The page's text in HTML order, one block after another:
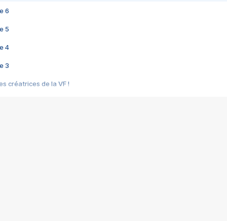
6
5
4
3
créatrices de la VF !